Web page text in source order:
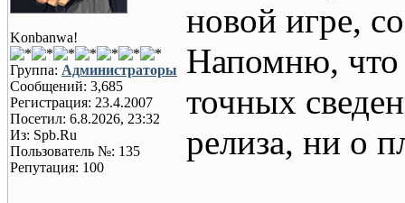
Konbanwa!
Группа: Администраторы
Сообщений: 3,685
Регистрация: 23.4.2007
Посетил: 6.8.2026, 23:32
Из: Spb.Ru
Пользователь №: 135
Репутация: 100
новой игре,
Напомню, что
точных
релиза, ни о